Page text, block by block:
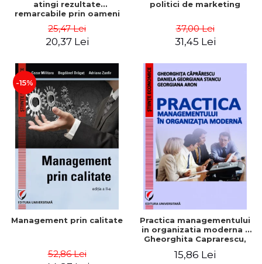
atingi rezultate
remarcabile prin oameni
25,47 Lei
20,37 Lei
politici de marketing
37,00 Lei
31,45 Lei
-15%
Management prin calitate
52,86 Lei
Practica managementului
in organizatia moderna -
Gheorghita Caprarescu,
Georgiana Aron
15,86 Lei